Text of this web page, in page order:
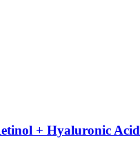
+ Hyaluronic Acid